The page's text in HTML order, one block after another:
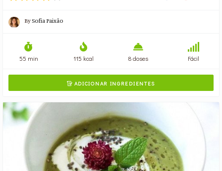
BySofia Paixão
55 min 115 kcal 8 doses Fácil
ADICIONAR INGREDIENTES